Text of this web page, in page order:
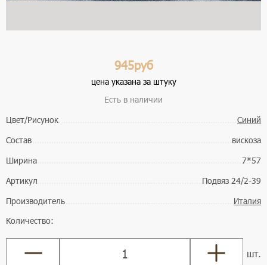
945руб
цена указана за штуку
Есть в наличии
Цвет/Рисунок
Синий
Состав
вискоза
Ширина
7*57
Артикул
Подвяз 24/2-39
Производитель
Италия
Количество:
шт.